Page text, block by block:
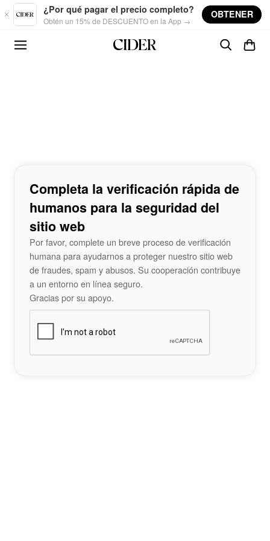
Skip to main content
¿Por qué pagar el precio completo?
Obtén un 15% de DESCUENTO en la App →
OBTENER
Completa la verificación rápida de
humanos para la seguridad del
sitio web
Por favor, complete un breve proceso de verificación
humana para ayudarnos a proteger nuestro sitio web
de fraudes, spam y abusos. Su cooperación contribuye
a un entorno en línea seguro.
Gracias por su apoyo.